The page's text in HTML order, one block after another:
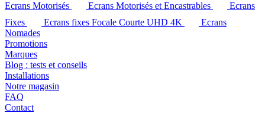
Ecrans Motorisés
Ecrans Motorisés et Encastrables
Ecrans
Fixes
Ecrans fixes Focale Courte UHD 4K
Ecrans
Nomades
Promotions
Marques
Blog : tests et conseils
Installations
Notre magasin
FAQ
Contact